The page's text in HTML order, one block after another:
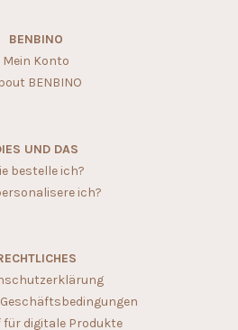
BENBINO
Mein Konto
BENBINO
UND DAS
bestelle ich?
ich?
für digitale Produkte